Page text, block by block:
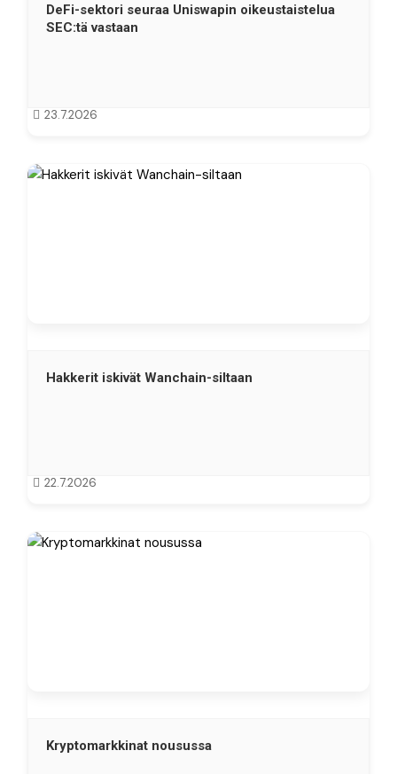
DeFi-sektori seuraa Uniswapin oikeustaistelua
SEC:tä vastaan
23.7.2026
Hakkerit iskivät Wanchain-siltaan
22.7.2026
Kryptomarkkinat nousussa